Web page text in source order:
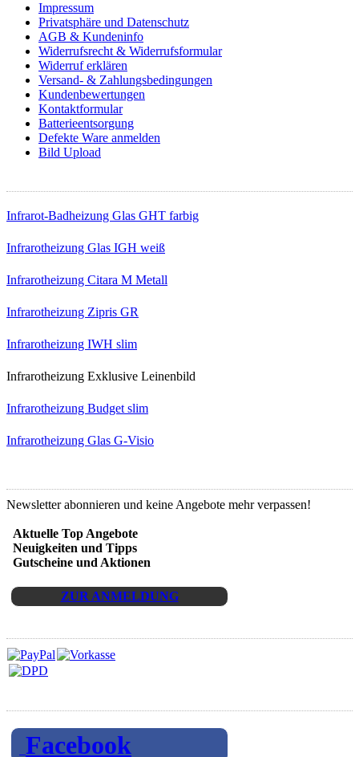
Impressum
Privatsphäre und Datenschutz
AGB & Kundeninfo
Widerrufsrecht & Widerrufsformular
Widerruf erklären
Versand- & Zahlungsbedingungen
Kundenbewertungen
Kontaktformular
Batterieentsorgung
Defekte Ware anmelden
Bild Upload
Infrarot-Badheizung Glas GHT farbig
Infrarotheizung Glas IGH weiß
Infrarotheizung Citara M Metall
Infrarotheizung Zipris GR
Infrarotheizung IWH slim
Infrarotheizung Exklusive Leinenbild
Infrarotheizung Budget slim
Infrarotheizung Glas G-Visio
Newsletter abonnieren und keine Angebote mehr verpassen!
Aktuelle Top Angebote
Neuigkeiten und Tipps
Gutscheine und Aktionen
ZUR ANMELDUNG
Facebook